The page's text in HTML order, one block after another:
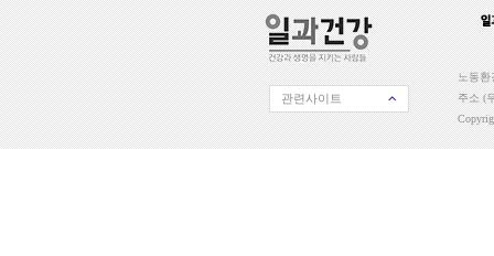
관련사이트
노동환
주소 (